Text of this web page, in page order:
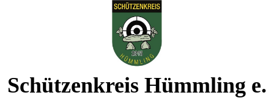
Schützenkreis Hümmling e.